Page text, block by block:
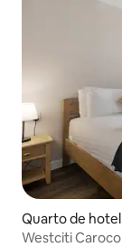
Quarto de
Westciti